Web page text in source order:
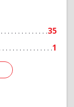
35
1
Подробнее